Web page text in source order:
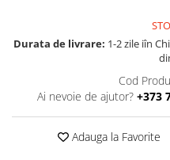
Plumbi, cosulete, momitoare
Mincioguri si juvelnice
Genti, huse, galeti
Durata de livrare: 1-2 zile iîn
Cod
Ai nevoie de ajutor? +373
Adauga la Favorite